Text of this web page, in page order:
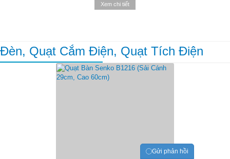
Xem chi tiết
Đèn, Quạt Cắm Điện, Quạt Tích Điện
Gửi phản hồi